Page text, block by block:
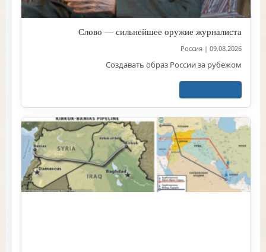
Слово — сильнейшее оружие журналиста
09.08.2026
|
Россия
Создавать образ России за рубежом